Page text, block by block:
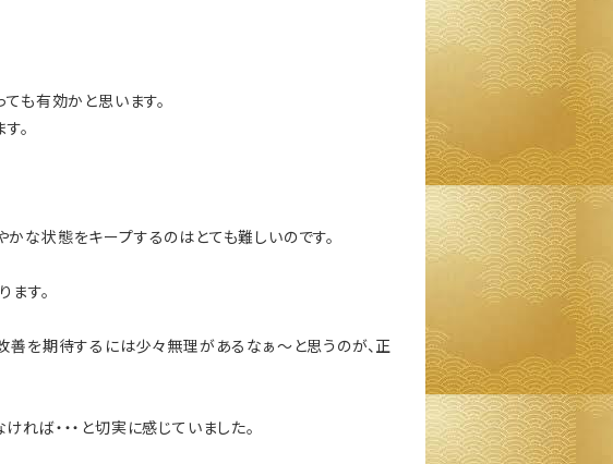
も有効かと思います。
。
な状態をキープするのはとても難しいのです。
ます。
善を期待するには少々無理があるなぁ～と思うのが、正
ば・・・と切実に感じていました。